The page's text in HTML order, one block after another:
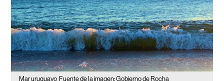
Mar uruguayo Fuente de la imagen: Gobierno de Rocha